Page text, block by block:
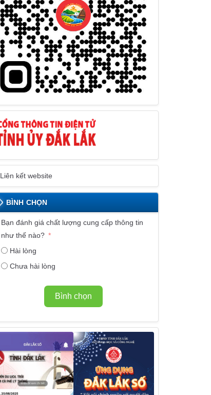
Liên kết website
BÌNH CHỌN
Bạn đánh giá chất lượng cung cấp thông tin
như thế nào?
Hài lòng
Chưa hài lòng
Bình chọn